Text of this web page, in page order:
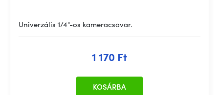
Univerzális 1/4"-os kameracsavar.
1 170 Ft
KOSÁRBA